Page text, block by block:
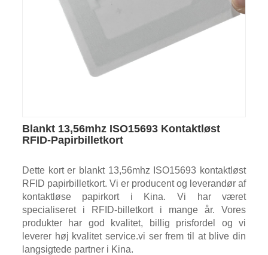
Blankt 13,56mhz ISO15693 Kontaktløst
RFID-Papirbilletkort
Dette kort er blankt 13,56mhz ISO15693 kontaktløst
RFID papirbilletkort. Vi er producent og leverandør af
kontaktløse papirkort i Kina. Vi har været
specialiseret i RFID-billetkort i mange år. Vores
produkter har god kvalitet, billig prisfordel og vi
leverer høj kvalitet service.vi ser frem til at blive din
langsigtede partner i Kina.